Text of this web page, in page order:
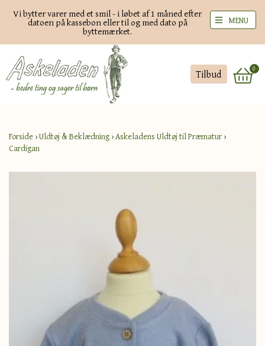
Vi bytter varer med et smil - i løbet af 1 måned efter
datoen på kassebon eller til og med dato på
byttemærket.
Tilbud 0
MENU
Forside ›Uldtøj & Beklædning ›Askeladens Uldtøj til Præmatur ›
Cardigan